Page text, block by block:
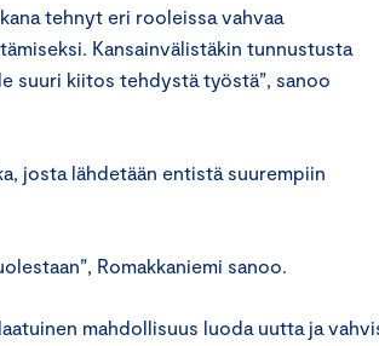
tehnyt eri rooleissa vahvaa
Kansainvälistäkin tunnustusta
suuri kiitos tehdystä työstä”, sanoo
josta lähdetään entistä suurempiin
Romakkaniemi sanoo.
mahdollisuus luoda uutta ja